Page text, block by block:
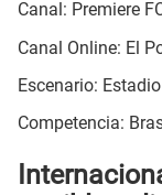
Canal: Premiere
Canal Online: El
Escenario:
Competencia: